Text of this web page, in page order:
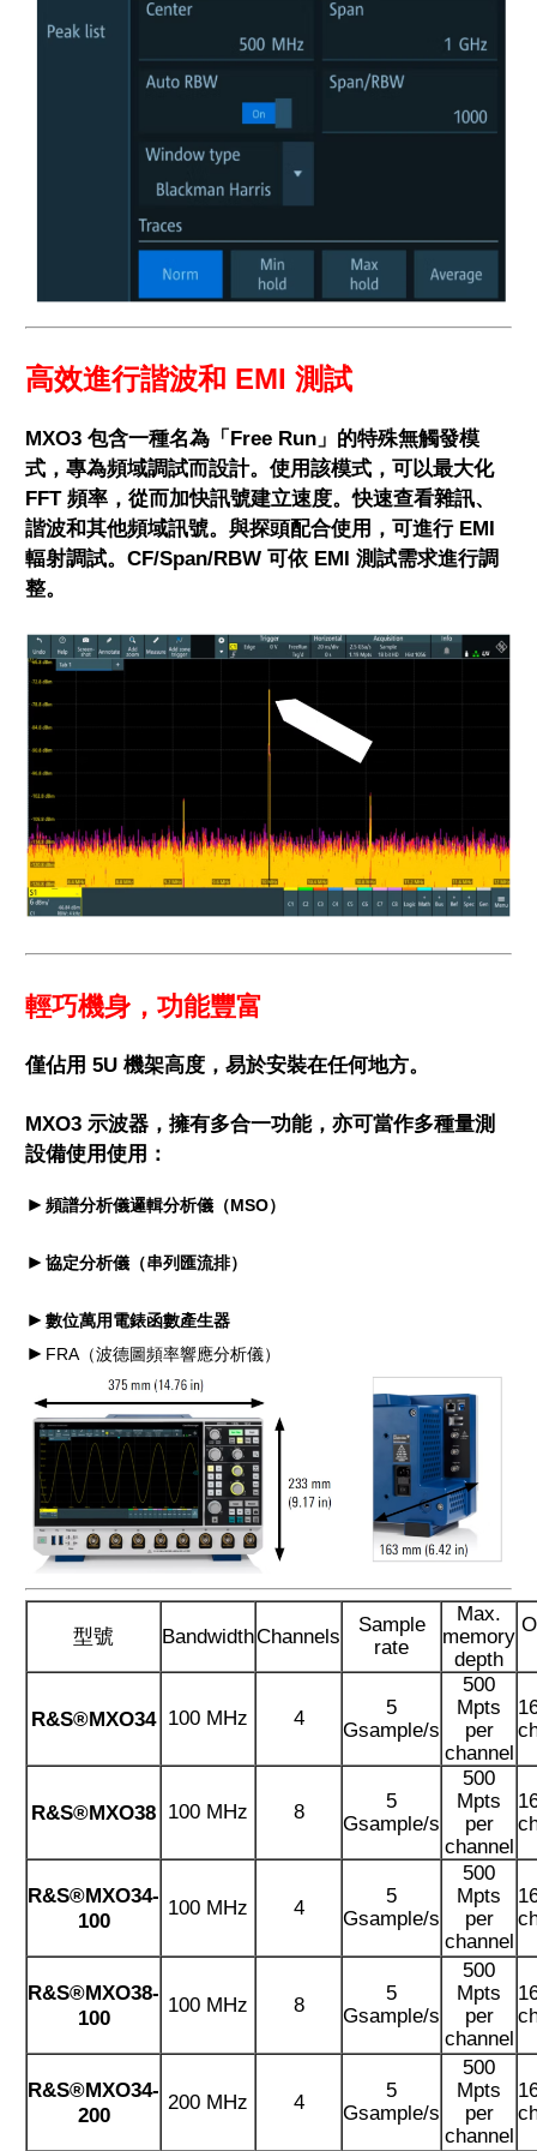
高效進行諧波和 EMI 測試
MXO3 包含一種名為「Free Run」的特殊無觸發模
式，專為頻域調試而設計。使用該模式，可以最大化
FFT 頻率，從而加快訊號建立速度。快速查看雜訊、
諧波和其他頻域訊號。與探頭配合使用，可進行 EMI
輻射調試。CF/Span/RBW 可依 EMI 測試需求進行調
整。
輕巧機身，功能豐富
僅佔用 5U 機架高度，易於安裝在任何地方。
MXO3 示波器，擁有多合一功能，亦可當作多種量測
設備使用使用：
►頻譜分析儀邏輯分析儀（MSO）
►協定分析儀（串列匯流排）
►數位萬用電錶函數產生器
► FRA（波德圖頻率響應分析儀）
型號 BandwidthChannels
Sample
rate
Max.
memory
depth
R&S®MXO34 100 MHz 4
5
Gsample/s
500
Mpts
per
channel
R&S®MXO38 100 MHz 8
5
Gsample/s
500
Mpts
per
channel
R&S®MXO34-
100
100 MHz 4
5
Gsample/s
500
Mpts
per
channel
R&S®MXO38-
100
100 MHz 8
5
Gsample/s
500
Mpts
per
channel
R&S®MXO34-
200
200 MHz 4
5
Gsample/s
500
Mpts
per
channel